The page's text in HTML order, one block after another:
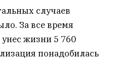
случаев
За все время
жизни 5 760
понадобилась